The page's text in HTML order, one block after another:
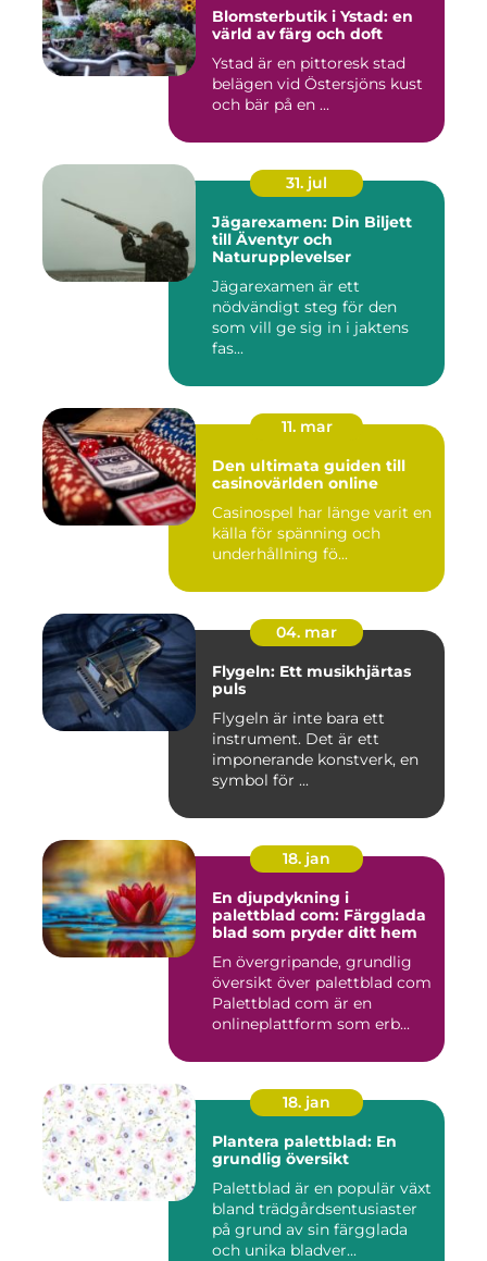
Blomsterbutik i Ystad: en
värld av färg och doft
Ystad är en pittoresk stad
belägen vid Östersjöns kust
och bär på en ...
31. jul
Jägarexamen: Din Biljett
till Äventyr och
Naturupplevelser
Jägarexamen är ett
nödvändigt steg för den
som vill ge sig in i jaktens
fas...
11. mar
Den ultimata guiden till
casinovärlden online
Casinospel har länge varit en
källa för spänning och
underhållning fö...
04. mar
Flygeln: Ett musikhjärtas
puls
Flygeln är inte bara ett
instrument. Det är ett
imponerande konstverk, en
symbol för ...
18. jan
En djupdykning i
palettblad com: Färgglada
blad som pryder ditt hem
En övergripande, grundlig
översikt över palettblad com
Palettblad com är en
onlineplattform som erb...
18. jan
Plantera palettblad: En
grundlig översikt
Palettblad är en populär växt
bland trädgårdsentusiaster
på grund av sin färgglada
och unika bladver...